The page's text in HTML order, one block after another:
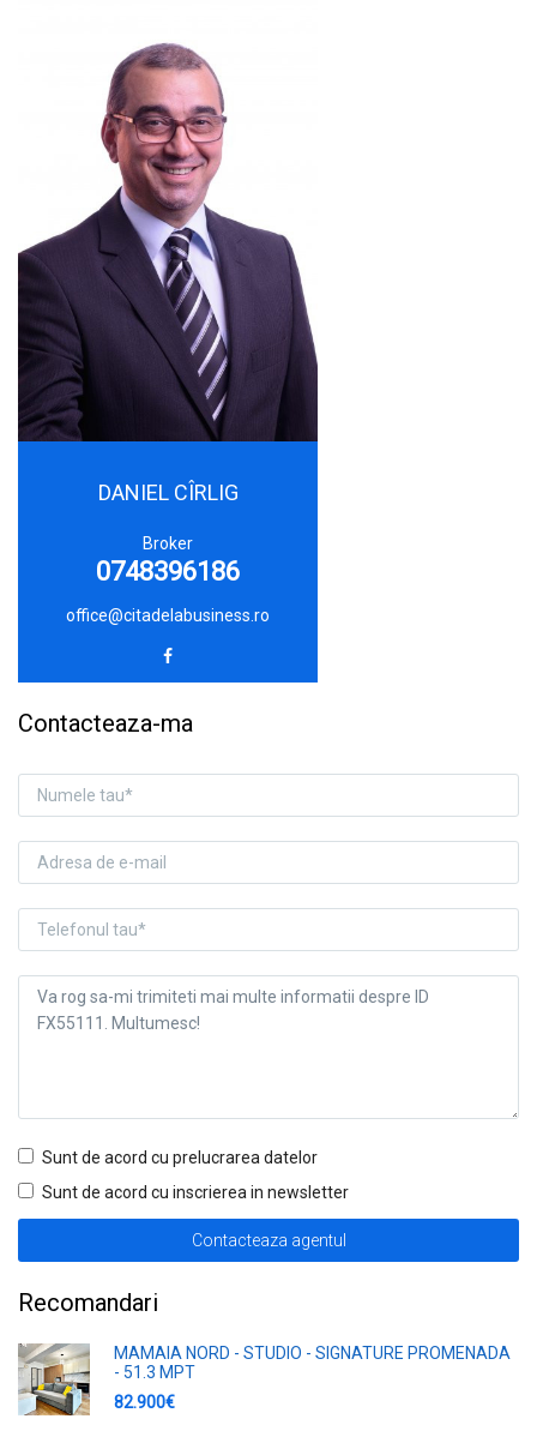
DANIEL CÎRLIG
Broker
0748396186
office@citadelabusiness.ro
Contacteaza-ma
Sunt de acord cu prelucrarea datelor
Sunt de acord cu inscrierea in newsletter
Recomandari
MAMAIA NORD - STUDIO - SIGNATURE PROMENADA
- 51.3 MPT
82.900€